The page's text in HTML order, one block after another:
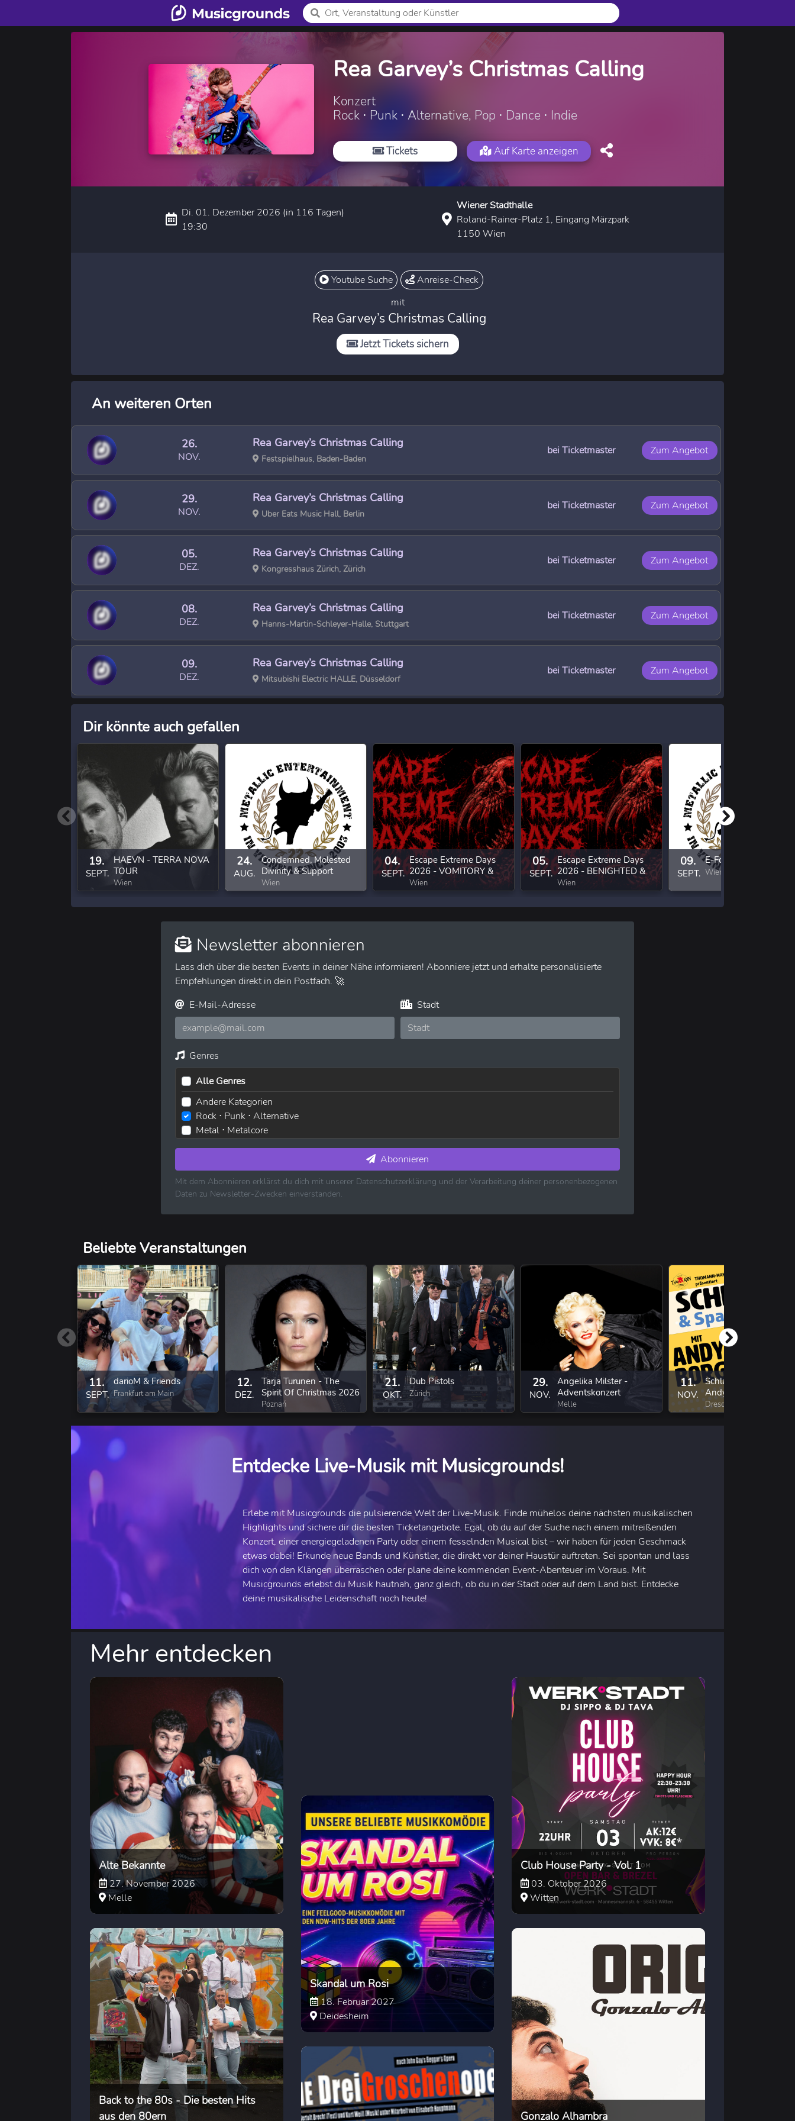
Rea Garvey’s Christmas Calling
Konzert
Rock ⋅ Punk ⋅ Alternative, Pop ⋅ Dance ⋅ Indie
Tickets Auf Karte anzeigen
Di. 01. Dezember 2026 (in 116 Tagen)
19:30
Wiener Stadthalle
Roland-Rainer-Platz 1, Eingang Märzpark
1150 Wien
Youtube Suche
Anreise-Check
mit
Rea Garvey’s Christmas Calling
Jetzt Tickets sichern
An weiteren Orten
26.
NOV.
Rea Garvey’s Christmas Calling
Festspielhaus, Baden-Baden
bei Ticketmaster Zum Angebot
29.
NOV.
Rea Garvey’s Christmas Calling
Uber Eats Music Hall, Berlin
bei Ticketmaster Zum Angebot
05.
DEZ.
Rea Garvey’s Christmas Calling
Kongresshaus Zürich, Zürich
bei Ticketmaster Zum Angebot
08.
DEZ.
Rea Garvey’s Christmas Calling
Hanns-Martin-Schleyer-Halle, Stuttgart
bei Ticketmaster Zum Angebot
09.
DEZ.
Rea Garvey’s Christmas Calling
Mitsubishi Electric HALLE, Düsseldorf
bei Ticketmaster Zum Angebot
Dir könnte auch gefallen
19.
SEPT.
HAEVN - TERRA NOVA
TOUR
Wien
24.
AUG.
Condemned, Molested
Divinity & Support
Wien
04.
SEPT.
Escape Extreme Days
2026 - VOMITORY &
Guests
Wien
05.
SEPT.
Escape Extreme Days
2026 - BENIGHTED &
Guests
Wien
09.
SEPT.
E-Force, Exorcizphobia
Wien
Newsletter abonnieren
Lass dich über die besten Events in deiner Nähe informieren! Abonniere jetzt und erhalte personalisierte
Empfehlungen direkt in dein Postfach. 🚀
E-Mail-Adresse
Stadt
Genres
Alle Genres
Andere Kategorien
Rock ⋅ Punk ⋅ Alternative
Metal ⋅ Metalcore
Hip-Hop ⋅ Rap
R&B ⋅ Soul ⋅ Blues ⋅ Jazz
Klassische Musik
Abonnieren
Mit dem Abonnieren erklärst du dich mit unserer Datenschutzerklärung und der Verarbeitung deiner personenbezogenen
Daten zu Newsletter-Zwecken einverstanden.
Beliebte Veranstaltungen
11.
SEPT.
darioM & Friends
Frankfurt am Main
12.
DEZ.
Tarja Turunen - The
Spirit Of Christmas 2026
Poznań
21.
OKT.
Dub Pistols
Zürich
29.
NOV.
Angelika Milster -
Adventskonzert
Melle
11.
NOV.
Schlager & Spaß mit
Andy Borg
Dresden
Entdecke Live-Musik mit Musicgrounds!
Erlebe mit Musicgrounds die pulsierende Welt der Live-Musik. Finde mühelos deine nächsten musikalischen
Highlights und sichere dir die besten Ticketangebote. Egal, ob du auf der Suche nach einem mitreißenden
Konzert, einer energiegeladenen Party oder einem fesselnden Musical bist – wir haben für jeden Geschmack
etwas dabei! Erkunde neue Bands und Künstler, die direkt vor deiner Haustür auftreten. Sei spontan und lass
dich von den Klängen überraschen oder plane deine kommenden Event-Abenteuer im Voraus. Mit
Musicgrounds erlebst du Musik hautnah, ganz gleich, ob du in der Stadt oder auf dem Land bist. Entdecke
deine musikalische Leidenschaft noch heute!
Mehr entdecken
Alte Bekannte
27. November 2026
Melle
Skandal um Rosi
18. Februar 2027
Deidesheim
Club House Party - Vol. 1
03. Oktober 2026
Witten
Back to the 80s - Die besten Hits
aus den 80ern
Gonzalo Alhambra